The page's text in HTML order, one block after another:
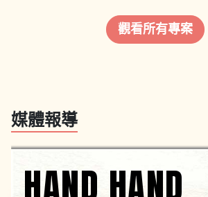
觀看所有專案
媒體報導
HAND HAND